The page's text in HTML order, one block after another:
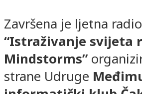
Završena je ljetna
“Istraživanje svijeta
Mindstorms”
strane Udruge